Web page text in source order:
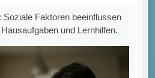
Soziale Faktoren beeinflussen
und Lernhilfen.